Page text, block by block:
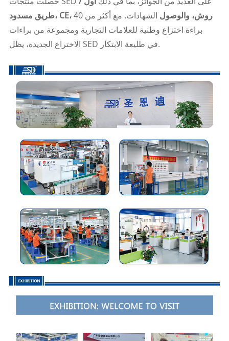
طريق مسدود، CE، روش، والوصول
الشهادات. مع أكثر من 40
براءة اختراع وطنية للعلامات التجارية ومجموعة من براءات
الاختراع الجديدة، يظل SED في طليعة الابتكار.